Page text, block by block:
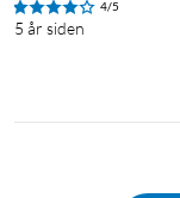
4/5
5 år siden